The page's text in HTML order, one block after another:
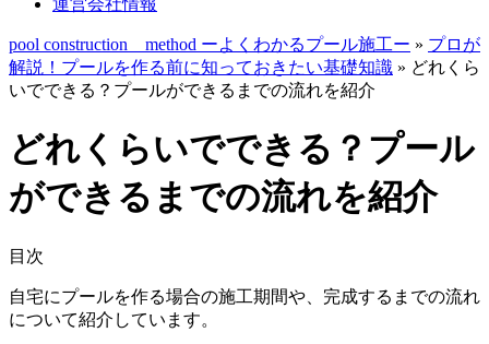
運営会社情報
pool construction method ーよくわかるプール施工ー » プロが
解説！プールを作る前に知っておきたい基礎知識 » どれくら
いでできる？プールができるまでの流れを紹介
どれくらいでできる？プール
ができるまでの流れを紹介
目次
自宅にプールを作る場合の施工期間や、完成するまでの流れ
について紹介しています。